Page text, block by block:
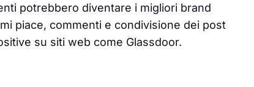
potrebbero diventare i migliori brand
piace, commenti e condivisione dei post
su siti web come Glassdoor.